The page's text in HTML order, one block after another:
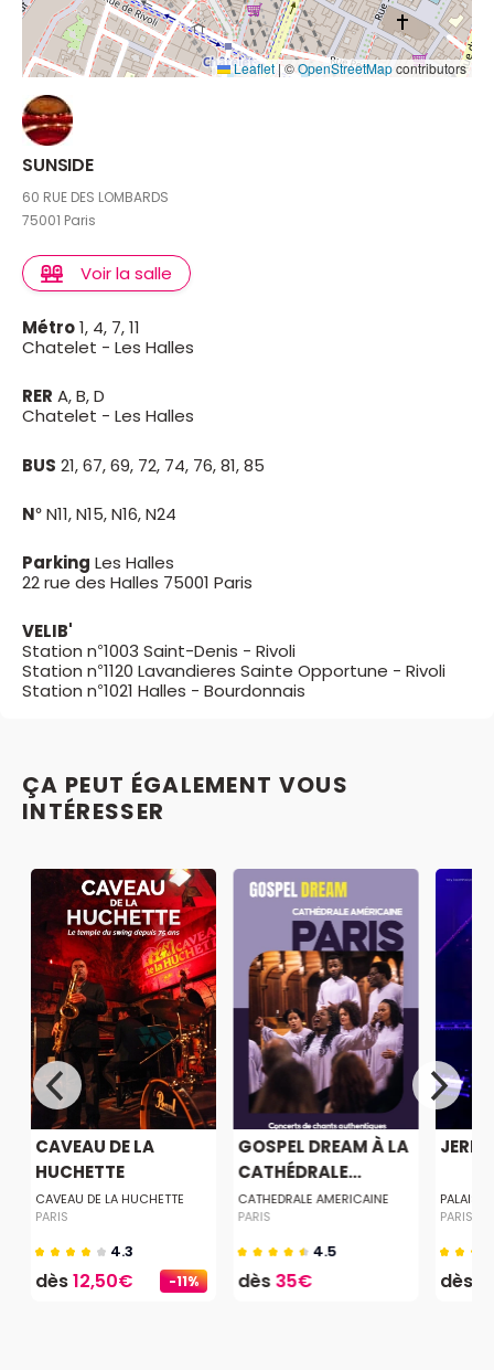
Leaflet |©OpenStreetMapcontributors
SUNSIDE
60 RUE DES LOMBARDS
75001 Paris
Voir la salle
Métro1, 4, 7, 11
Chatelet - Les Halles
RER A, B, D
Chatelet - Les Halles
BUS 21, 67, 69, 72, 74, 76, 81, 85
N°N11, N15, N16, N24
Parking Les Halles
22 rue des Halles 75001 Paris
VELIB'
Station n°1003 Saint-Denis - Rivoli
Station n°1120 Lavandieres Sainte Opportune - Rivoli
Station n°1021 Halles - Bourdonnais
ÇA PEUT ÉGALEMENT VOUS
INTÉRESSER
-11%
CAVEAU DE LA
HUCHETTE
CAVEAU DE LA HUCHETTE
PARIS
4.3
dès12,50€
GOSPEL DREAM À LA
CATHÉDRALE...
CATHEDRALE AMERICAINE
PARIS
4.5
dès35€
PALAIS
PARIS
dès